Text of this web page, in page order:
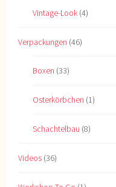
Vintage-Look (4)
Verpackungen (46)
Boxen (33)
Osterkörbchen (1)
Schachtelbau (8)
Videos (36)